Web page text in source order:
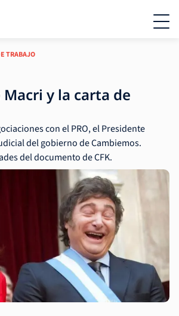
TRABAJO
y la carta de
con el PRO, el Presidente
del gobierno de Cambiemos.
del documento de CFK.